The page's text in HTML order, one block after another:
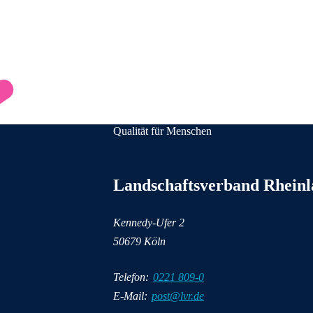
Qualität für Menschen
Landschaftsverband
Kennedy-Ufer 2
50679 Köln
Telefon: 0221 809-0
E-Mail: post@lvr.de